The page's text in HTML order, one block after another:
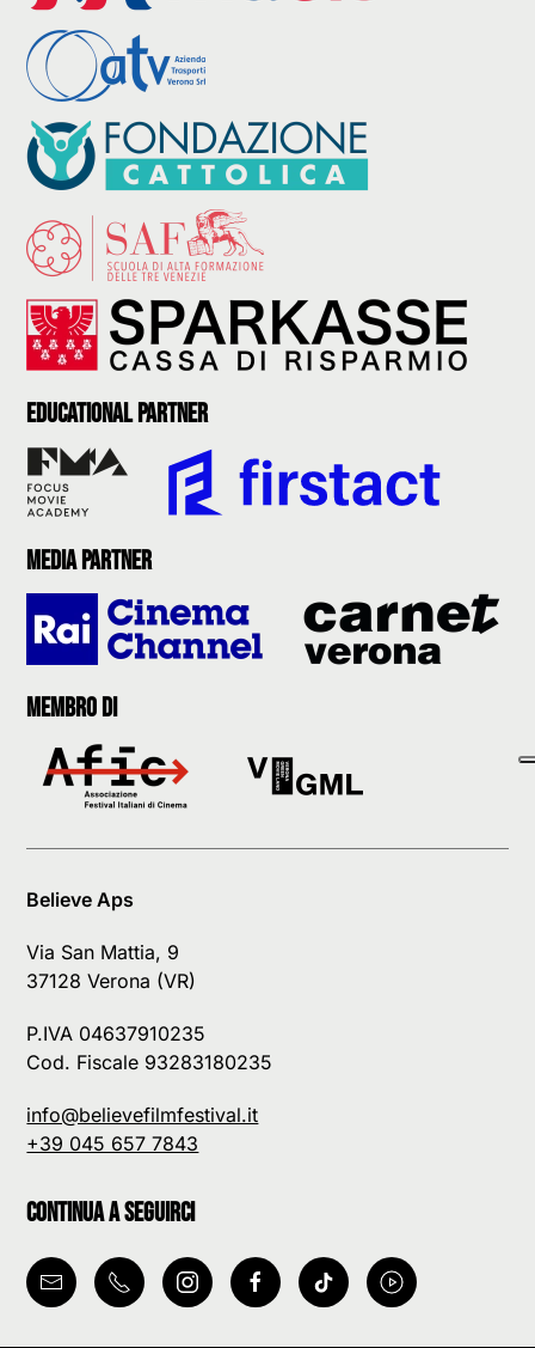
Educational partner
Media partner
Membro di
Believe Aps
Via San Mattia, 9
37128 Verona (VR)
P.IVA 04637910235
Cod. Fiscale 93283180235
info@believefilmfestival.it
+39 045 657 7843
Continua a seguirci